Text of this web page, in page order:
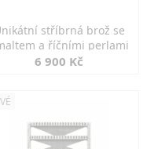
stříbrná brož se
a říčními perlami
6 900 Kč